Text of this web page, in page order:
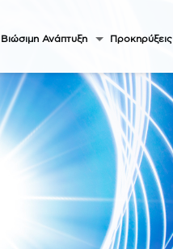
Βιώσιμη Ανάπτυξη Προκηρύξεις